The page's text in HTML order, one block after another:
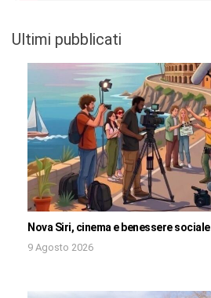
Ultimi pubblicati
Nova Siri, cinema e benessere sociale
9 Agosto 2026